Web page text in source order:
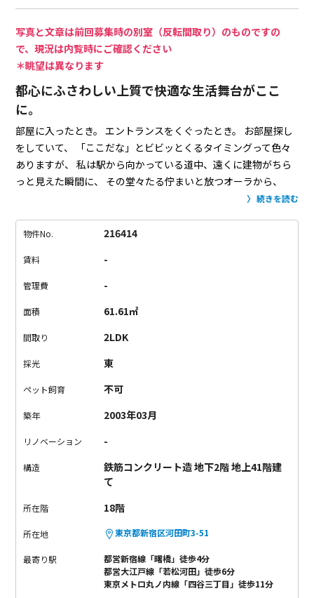
写真と文章は前回募集時の別室（反転間取り）のものですの
で、現況は内覧時にご確認ください
＊眺望は異なります
都心にふさわしい上質で快適な生活舞台がここ
に。
部屋に入ったとき。 エントランスをくぐったとき。
お部屋探し
をしていて、
「ここだな」とビビッとくるタイミングって色々
ありますが、 私は駅から向かっている道中、遠くに建物がちら
っと見えた瞬間に、
その堂々たる佇まいと放つオーラから、
「あー、これは良い物件に違いない！」と確信しました。 今回
規模なマンションです。広大な敷地には1号棟から4号棟まで、
こちらのお部屋があるのは1番高くそびえ立つ1号棟。
が印象的なリビングと、
ぶ子どもたちの姿が見えます。
園、スーパーマーケット、緑道や遊具もあり、
たちが敷地内の公園で元気に遊んでいて、楽しそうな声が聞こ
えてきました。
ここでの生活のイメージがどんどん膨らんでき
になるのだろうなと感じています。
続きを読む
物件No. 216414
賃料 -
管理費 -
面積 61.61㎡
間取り 2LDK
採光 東
ペット飼育 不可
築年 2003年03月
リノベーション -
構造
鉄筋コンクリート造 地下2階 地上41階建
て
所在階 18階
所在地 東京都新宿区河田町3-51
最寄り駅
都営新宿線「曙橋」徒歩4分
都営大江戸線「若松河田」徒歩6分
東京メトロ丸ノ内線「四谷三丁目」徒歩11分